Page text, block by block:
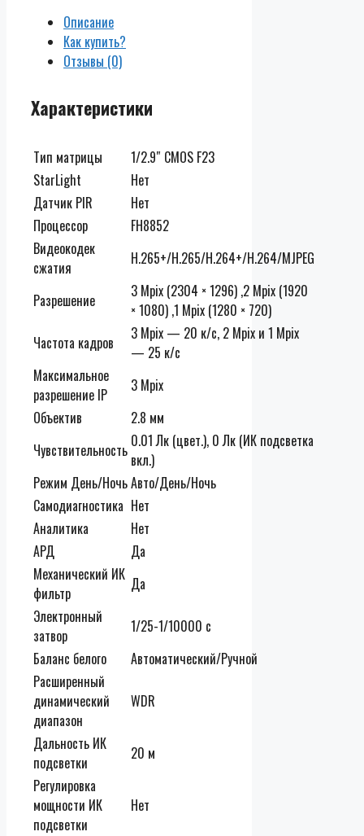
Описание
Как купить?
Отзывы (0)
Характеристики
Тип матрицы
1/2.9″ CMOS F23
StarLight
Нет
Датчик PIR
Нет
Процессор
FH8852
Видеокодек
сжатия
H.265+/H.265/H.264+/H.264/MJPEG
Разрешение
3 Mpix (2304 × 1296) ,2 Mpix (1920
× 1080) ,1 Mpix (1280 × 720)
Частота кадров
3 Mpix — 20 к/с, 2 Mpix и 1 Mpix
— 25 к/с
Максимальное
разрешение IP
3 Mpix
Объектив
2.8 мм
Чувствительность 0.01 Лк (цвет.), 0 Лк (ИК подсветка
вкл.)
Режим День/НочьАвто/День/Ночь
Самодиагностика Нет
Аналитика
Нет
АРД
Да
Механический ИК
фильтр
Да
Электронный
затвор
1/25-1/10000 с
Баланс белого
Автоматический/Ручной
Расширенный
динамический
диапазон
WDR
Дальность ИК
подсветки
20 м
Регулировка
мощности ИК
подсветки
Нет